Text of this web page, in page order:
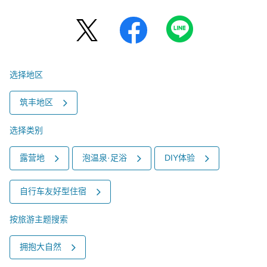
选择地区
筑丰地区
选择类别
露营地 泡温泉·足浴 DIY体验
自行车友好型住宿
按旅游主题搜索
拥抱大自然